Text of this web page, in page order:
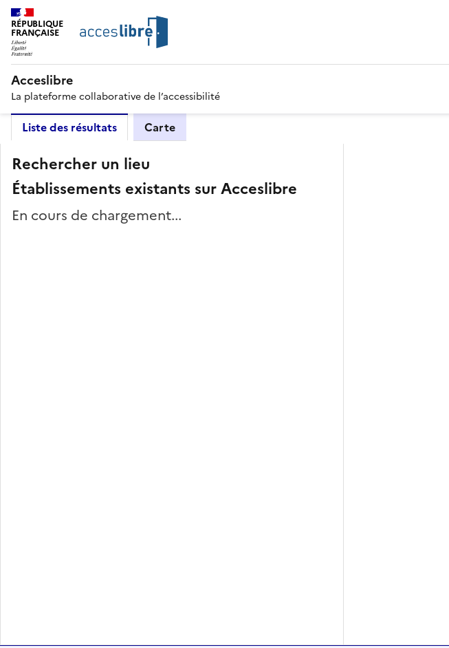
RÉPUBLIQUE
FRANÇAISE
Acceslibre
La plateforme collaborative de l’accessibilité
Liste des résultats Carte
Rechercher un lieu
Établissements existants sur Acceslibre
En cours de chargement...